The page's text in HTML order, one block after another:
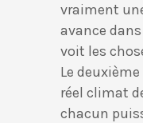
vraiment
avance
voit les
Le
réel climat
chacun